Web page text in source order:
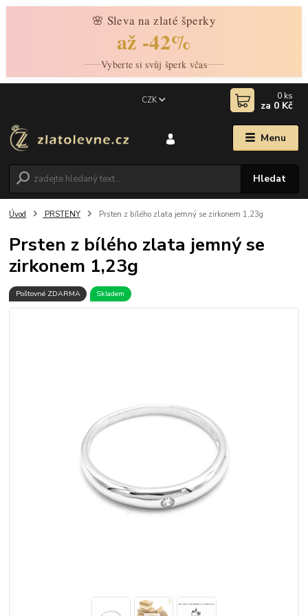
🌸 Sleva na zlaté šperky
až -42%
Vyberte si svůj šperk včas
Menu
CZK
Hledat
0 ks
za 0 Kč
Úvod PRSTENY Prsten z bílého zlata jemný se zirkonem 1,23g
Prsten z bílého zlata jemný se
zirkonem 1,23g
Poštovné ZDARMA Skladem